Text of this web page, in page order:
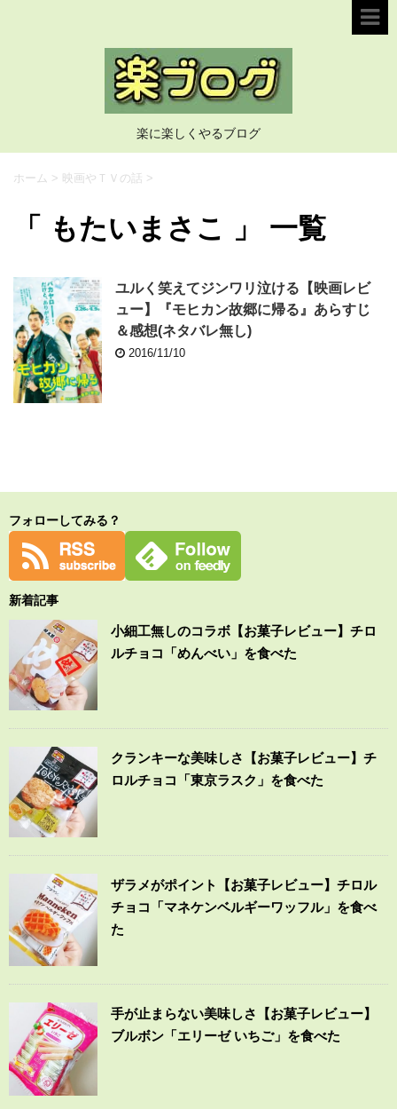
楽に楽しくやるブログ
ホーム > 映画やＴＶの話 >
「 もたいまさこ 」 一覧
ユルく笑えてジンワリ泣ける【映画レビ
ュー】『モヒカン故郷に帰る』あらすじ
＆感想(ネタバレ無し)
2016/11/10
フォローしてみる？
新着記事
小細工無しのコラボ【お菓子レビュー】チロ
ルチョコ「めんべい」を食べた
クランキーな美味しさ【お菓子レビュー】チ
ロルチョコ「東京ラスク」を食べた
ザラメがポイント【お菓子レビュー】チロル
チョコ「マネケンベルギーワッフル」を食べ
た
手が止まらない美味しさ【お菓子レビュー】
ブルボン「エリーゼ いちご」を食べた